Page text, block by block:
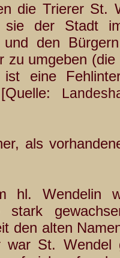
die Trierer St.
der Stadt
und den
zu umgeben
eine
als
hl. Wendelin
stark
den alten
war St. Wendel